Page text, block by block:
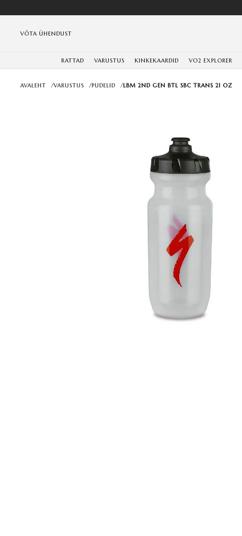
VÕTA ÜHENDUST
RATTAD VARUSTUS KINKEKAARDID VO2 EXPLORER
AVALEHT /VARUSTUS /PUDELID /LBM 2ND GEN BTL SBC TRANS 21 OZ